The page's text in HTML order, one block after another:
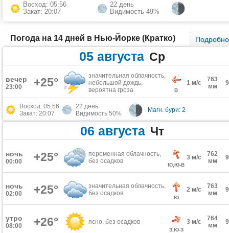
Восход: 05:56
Закат: 20:07
22 день
Видимость 49%
Погода на 14 дней в Нью-Йорке (Кратко) Подробно
05 августа Ср
вечер
23:00 +25°
значительная облачность,
небольшой дождь,
вероятна гроза
В
1 м/с
763
мм
Восход: 05:56
Закат: 20:07
22 день
Видимость 50%
Магн. бури: 2
06 августа Чт
ночь
00:00 +25°
переменная облачность,
без осадков
Ю,Ю-В
3 м/с
762
мм
ночь
02:00 +25°
значительная облачность,
без осадков
Ю
2 м/с
763
мм
утро
08:00 +26° ясно, без осадков
З,Ю-З
3 м/с
764
мм